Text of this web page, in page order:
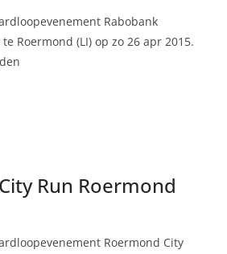
Rabobank
Roermond (LI) op zo 26 apr 2015.
Run Roermond
Roermond City